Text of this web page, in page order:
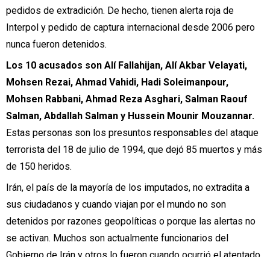
pedidos de extradición. De hecho, tienen alerta roja de
Interpol y pedido de captura internacional desde 2006 pero
nunca fueron detenidos.
Los 10 acusados son Alí Fallahijan, Alí Akbar Velayati,
Mohsen Rezai, Ahmad Vahidi, Hadi Soleimanpour,
Mohsen Rabbani, Ahmad Reza Asghari, Salman Raouf
Salman, Abdallah Salman y Hussein Mounir Mouzannar.
Estas personas son los presuntos responsables del ataque
terrorista del 18 de julio de 1994, que dejó 85 muertos y más
de 150 heridos.
Irán, el país de la mayoría de los imputados, no extradita a
sus ciudadanos y cuando viajan por el mundo no son
detenidos por razones geopolíticas o porque las alertas no
se activan. Muchos son actualmente funcionarios del